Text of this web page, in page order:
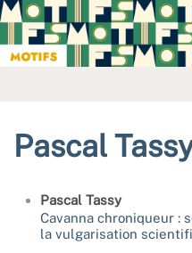
Pascal
Pascal Tassy
Cavanna chroniqueur :
la vulgarisation